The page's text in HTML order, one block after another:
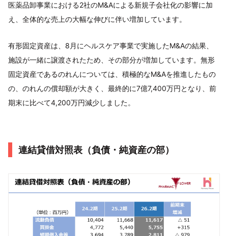
医薬品卸事業における2社のM&Aによる新規子会社化の影響に加
え、全体的な売上の大幅な伸びに伴い増加しています。
有形固定資産は、8月にヘルスケア事業で実施したM&Aの結果、
施設が一緒に譲渡されたため、その部分が増加しています。無形
固定資産であるのれんについては、積極的なM&Aを推進したもの
の、のれんの償却額が大きく、最終的に7億7,400万円となり、前
期末に比べて4,200万円減少しました。
連結貸借対照表（負債・純資産の部）